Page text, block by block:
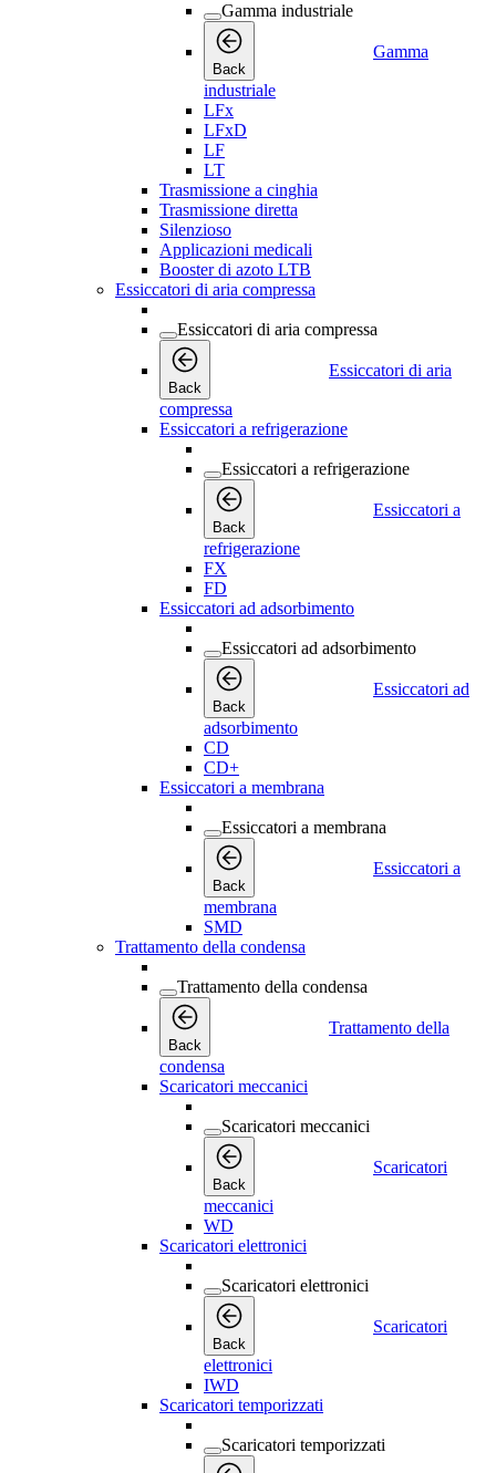
Gamma industriale
Back
Gamma
industriale
LFx
LFxD
LF
LT
Trasmissione a cinghia
Trasmissione diretta
Silenzioso
Applicazioni medicali
Booster di azoto LTB
Essiccatori di aria compressa
Essiccatori di aria compressa
Back
Essiccatori di aria
compressa
Essiccatori a refrigerazione
Essiccatori a refrigerazione
Back
Essiccatori a
refrigerazione
FX
FD
Essiccatori ad adsorbimento
Essiccatori ad adsorbimento
Back
Essiccatori ad
adsorbimento
CD
CD+
Essiccatori a membrana
Essiccatori a membrana
Back
Essiccatori a
membrana
SMD
Trattamento della condensa
Trattamento della condensa
Back
Trattamento della
condensa
Scaricatori meccanici
Scaricatori meccanici
Back
Scaricatori
meccanici
WD
Scaricatori elettronici
Scaricatori elettronici
Back
Scaricatori
elettronici
IWD
Scaricatori temporizzati
Scaricatori temporizzati